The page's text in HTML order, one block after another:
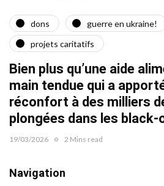
dons
guerre en ukraine!
projets caritatifs
Bien plus qu’une aide
main tendue qui a
réconfort à des milliers
plongées dans les black-
19/03/2026 2 Mins read
Navigation